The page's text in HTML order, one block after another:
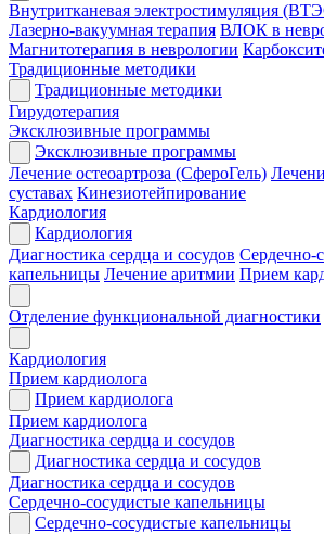
Внутритканевая электростимуляция
Лазерно-вакуумная терапия ВЛОК в
Магнитотерапия в неврологии
Традиционные методики
Традиционные методики
Гирудотерапия
Эксклюзивные программы
Эксклюзивные программы
Лечение остеоартроза (СфероГель)
суставах Кинезиотейпирование
Кардиология
Кардиология
Диагностика сердца и сосудов Сердечно-
капельницы Лечение аритмии Прием
Отделение функциональной диагностики
Кардиология
Прием кардиолога
Прием кардиолога
Прием кардиолога
Диагностика сердца и сосудов
Диагностика сердца и сосудов
Диагностика сердца и сосудов
Сердечно-сосудистые капельницы
Сердечно-сосудистые капельницы